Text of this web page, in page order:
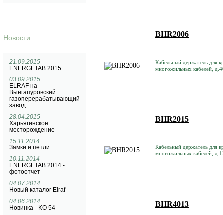
Новости
21.09.2015
ENERGETAB 2015
03.09.2015
ELRAF на
Вынгапуровский
газоперерабатывающий
завод
28.04.2015
Харьягинское
месторождение
15.11.2014
Замки и петли
10.11.2014
ENERGETAB 2014 -
фотоотчет
04.07.2014
Новый каталог Elraf
04.06.2014
Новинка - KO 54
BHR2006
Кабельный держатель для
многожильных кабелей,
BHR2015
Кабельный держатель для
многожильных кабелей,
BHR4013